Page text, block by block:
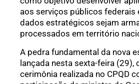
aos serviços públicos federais
dados estratégicos sejam
processados em território
A pedra fundamental da nova
lançada nesta sexta-feira (29),
cerimônia realizada no CPQD